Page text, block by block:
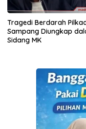
Tragedi Berdarah
Sampang Diungkap
Sidang MK